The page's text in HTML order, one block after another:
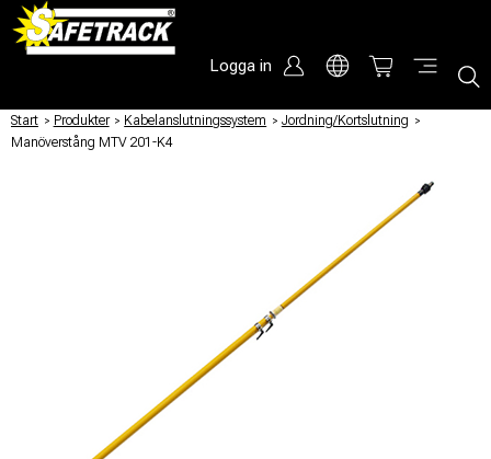
Logga in
Start / Produkter / Kabelanslutningssystem / Jordning/Kortslutning /
Manöverstång MTV 201-K4